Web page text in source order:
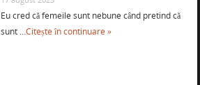
Eu cred că femeile sunt nebune când pretind că
sunt …Citește în continuare »